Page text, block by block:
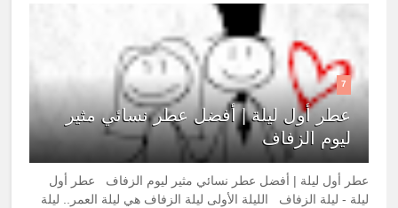
7
عطر أول ليلة | أفضل عطر نسائي مثير
ليوم الزفاف
عطر أول ليلة | أفضل عطر نسائي مثير ليوم الزفاف عطر أول
ليلة - ليلة الزفاف الليلة الأولى ليلة الزفاف هي ليلة العمر.. ليلة